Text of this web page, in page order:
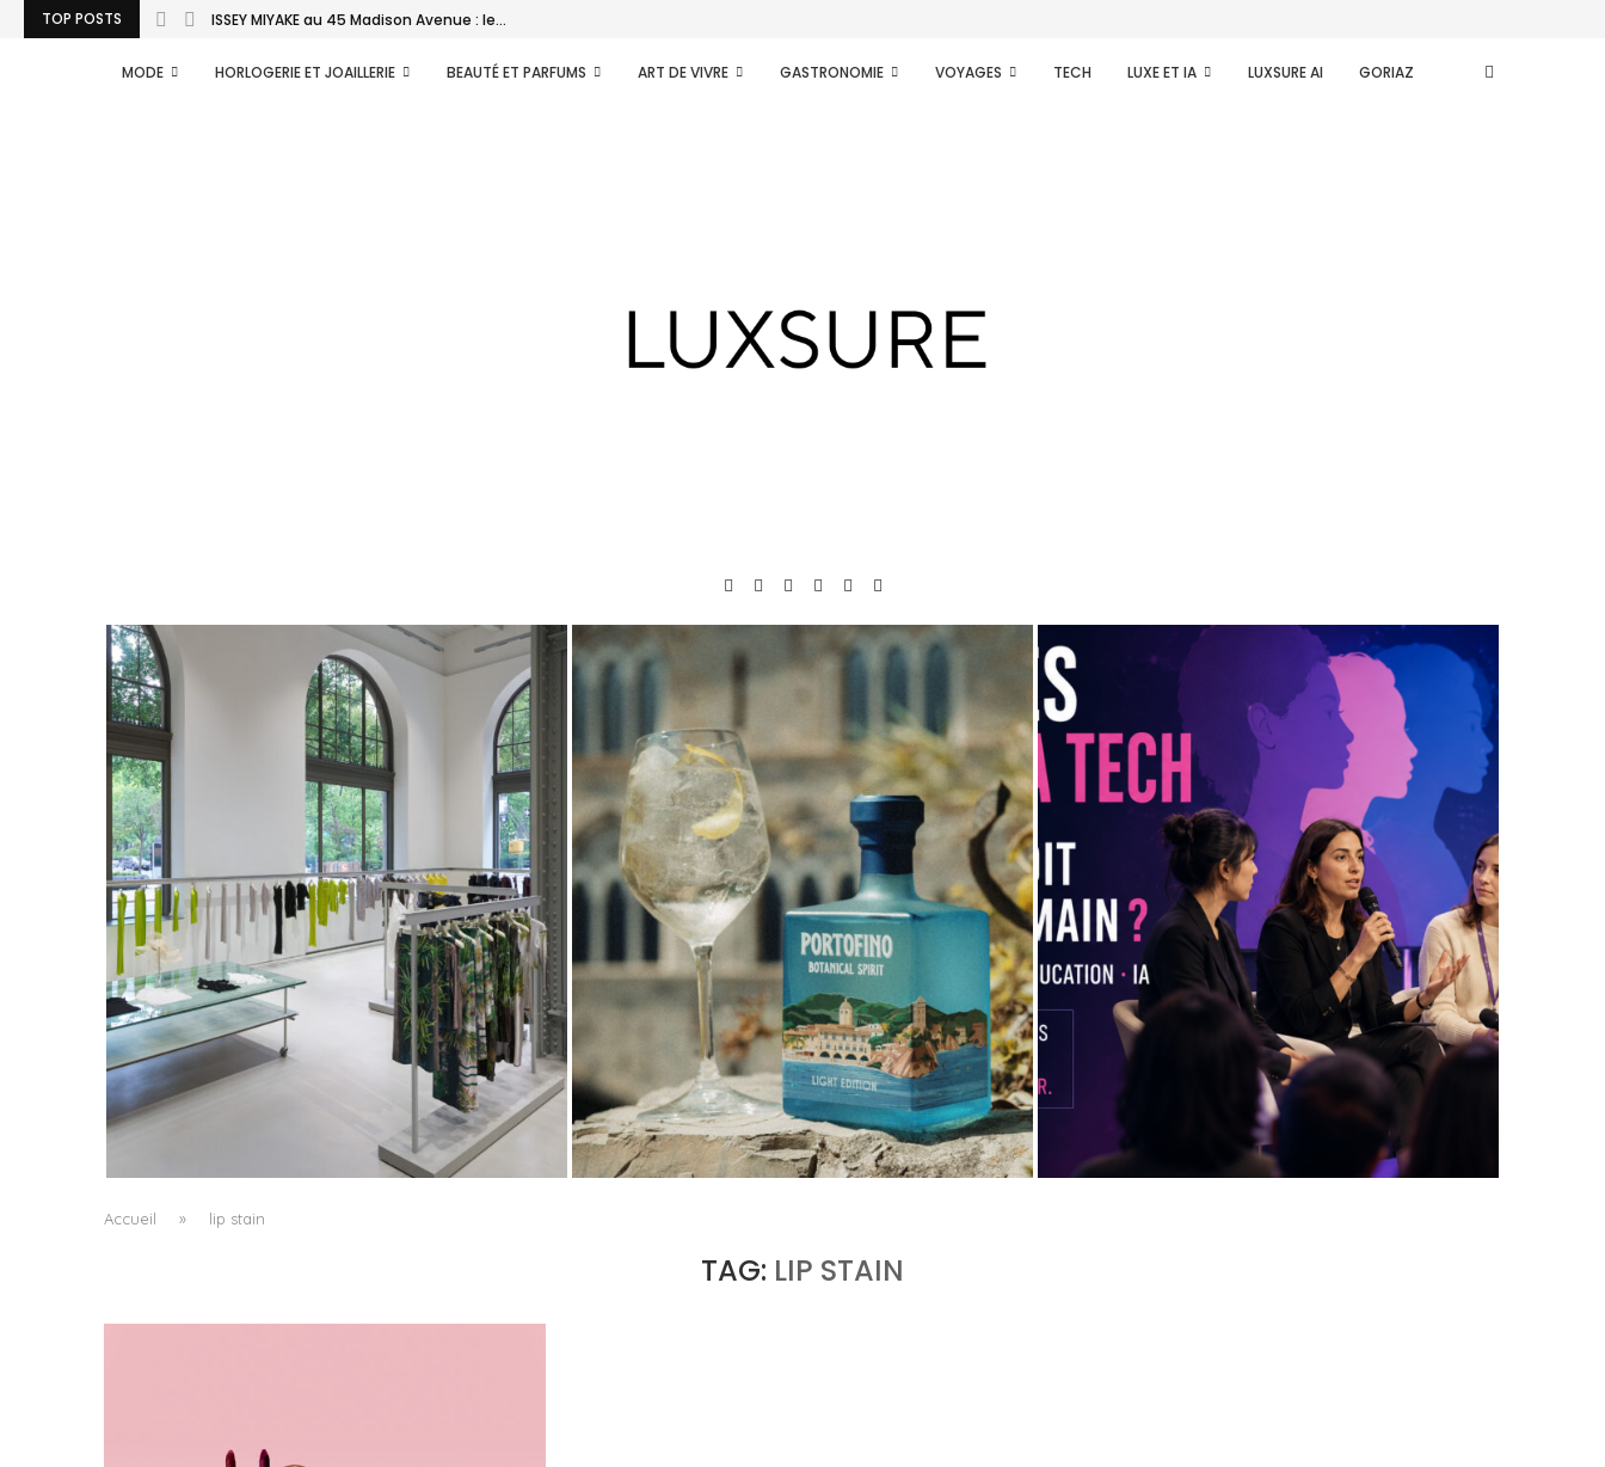
TOP POSTS ISSEY MIYAKE au 45 Madison Avenue : le...
MODE HORLOGERIE ET JOAILLERIE BEAUTÉ ET PARFUMS ART DE VIVRE GASTRONOMIE VOYAGES TECH LUXE ET IA LUXSURE AI GORIAZ
ISSEY MIYAKE AU 45 MADISON AVENUE : LE
PLI COMME PRINCIPE ARCHITECTURAL
Pascal Iakovou
PORTOFINO CHERCHE L’INTENSITÉ À VINGT
DEGRÉS
byPASCAL IAKOVOU
DANS LA TECH, LA PARITÉ N’EST PLUS UN
SUJET D’IMAGE MAIS DE...
Pascal Iakovou
Accueil » lip stain
TAG: LIP STAIN